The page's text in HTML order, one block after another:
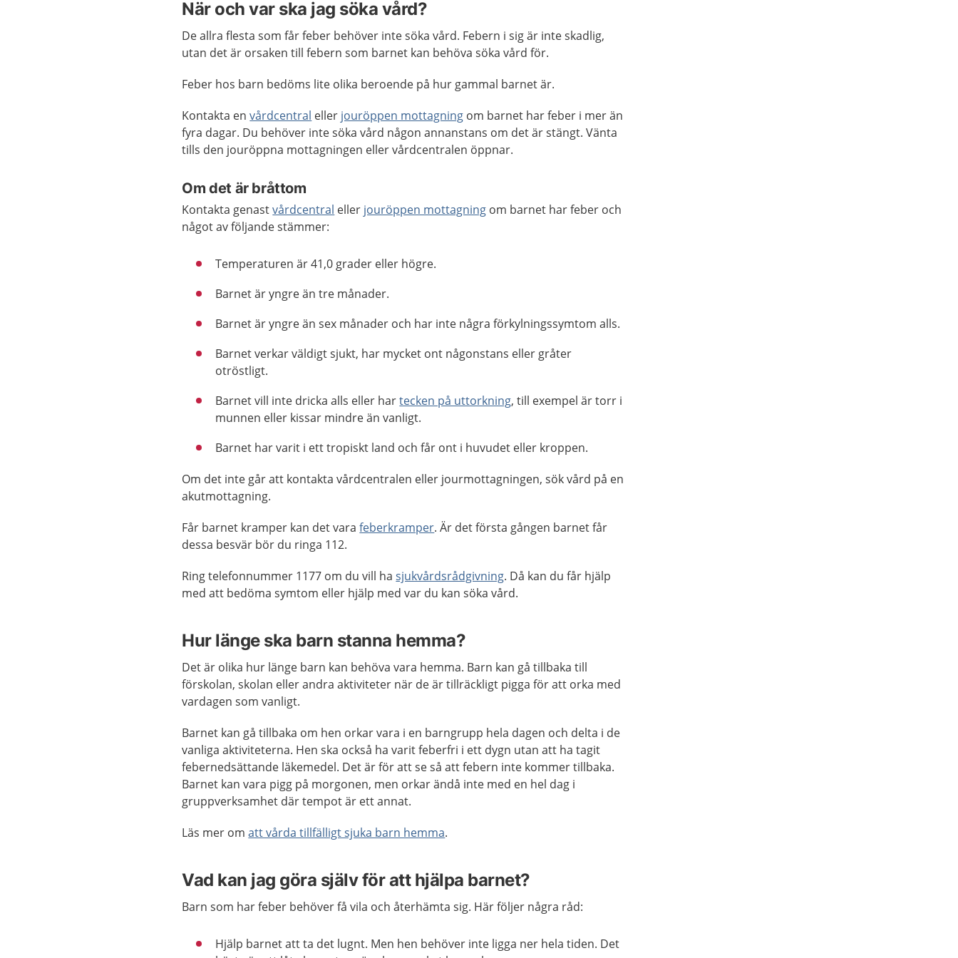
När och var ska jag söka vård?
De allra flesta som får feber behöver inte söka vård. Febern i sig är inte skadlig,
utan det är orsaken till febern som barnet kan behöva söka vård för.
Feber hos barn bedöms lite olika beroende på hur gammal barnet är.
Kontakta envårdcentral eller jouröppen mottagning om barnet har feber i mer än
fyra dagar. Du behöver inte söka vård någon annanstans om det är stängt. Vänta
tills den jouröppna mottagningen eller vårdcentralen öppnar.
Om det är bråttom
Kontakta genastvårdcentral eller jouröppen mottagning om barnet har feber och
något av följande stämmer:
Temperaturen är 41,0 grader eller högre.
Barnet är yngre än tre månader.
Barnet är yngre än sex månader och har inte några förkylningssymtom alls.
Barnet verkar väldigt sjukt, har mycket ont någonstans eller gråter
otröstligt.
Barnet vill inte dricka alls eller hartecken på uttorkning, till exempel är torr i
munnen eller kissar mindre än vanligt.
Barnet har varit i ett tropiskt land och får ont i huvudet eller kroppen.
Om det inte går att kontakta vårdcentralen eller jourmottagningen, sök vård på en
akutmottagning.
Får barnet kramper kan det varafeberkramper. Är det första gången barnet får
dessa besvär bör du ringa 112.
Ring telefonnummer 1177 om du vill hasjukvårdsrådgivning. Då kan du får hjälp
med att bedöma symtom eller hjälp med var du kan söka vård.
Hur länge ska barn stanna hemma?
Det är olika hur länge barn kan behöva vara hemma. Barn kan gå tillbaka till
förskolan, skolan eller andra aktiviteter när de är tillräckligt pigga för att orka med
vardagen som vanligt.
Barnet kan gå tillbaka om hen orkar vara i en barngrupp hela dagen och delta i de
vanliga aktiviteterna. Hen ska också ha varit feberfri i ett dygn utan att ha tagit
febernedsättande läkemedel. Det är för att se så att febern inte kommer tillbaka.
Barnet kan vara pigg på morgonen, men orkar ändå inte med en hel dag i
gruppverksamhet där tempot är ett annat.
Läs mer omatt vårda tillfälligt sjuka barn hemma.
Vad kan jag göra själv för att hjälpa barnet?
Barn som har feber behöver få vila och återhämta sig. Här följer några råd:
Hjälp barnet att ta det lugnt. Men hen behöver inte ligga ner hela tiden. Det